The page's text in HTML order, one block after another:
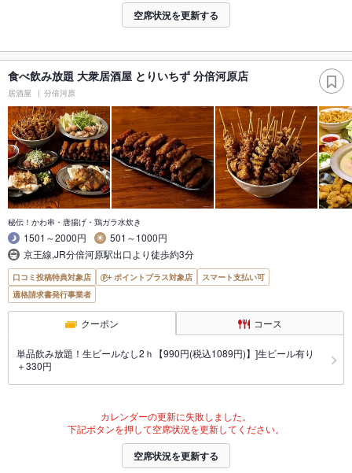
空席状況を更新する
食べ飲み放題 大衆居酒屋 とりいちず 分倍河原店
居酒屋 分倍河原
秘伝！かわ串・唐揚げ・鶏ガラ水炊き
1501～2000円
501～1000円
京王線,JR分倍河原駅出口より徒歩約3分
口コミ投稿特典対象店 ポイントプラス対象店
スマート支払い可
適格請求書発行事業者
クーポン コース
単品飲み放題！生ビールなし2ｈ【990円(税込1089円)】]生ビール有り
＋330円
カレンダーの更新に失敗しました。
下記ボタンを押して空席状況を更新してください。
空席状況を更新する